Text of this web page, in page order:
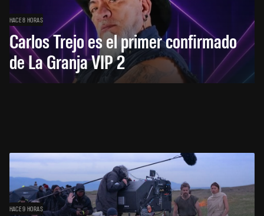
HACE 8 HORAS
Carlos Trejo es el primer confirmado
de La Granja VIP 2
HACE 9 HORAS